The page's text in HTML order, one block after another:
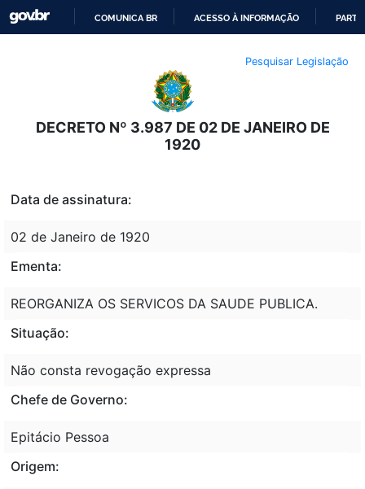
O
CONTEÚDO
COMUNICA BR ACESSO À INFORMAÇÃO
Pesquisar Legislação
DECRETO Nº 3.987 DE 02 DE JANEIRO DE
1920
Data de assinatura:
02 de Janeiro de 1920
Ementa:
REORGANIZA OS SERVICOS DA SAUDE PUBLICA.
Situação:
Não consta revogação expressa
Chefe de Governo:
Epitácio Pessoa
Origem: